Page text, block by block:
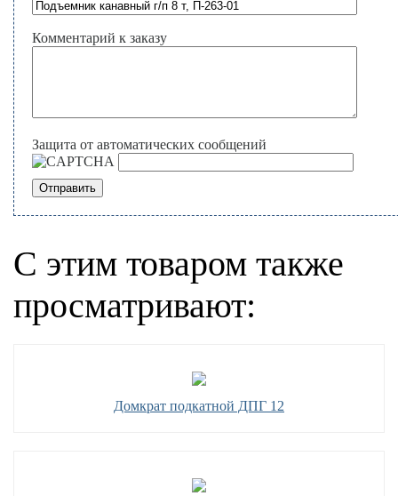
Комментарий к заказу
Защита от автоматических сообщений
С этим товаром также
просматривают:
Домкрат подкатной ДПГ 12